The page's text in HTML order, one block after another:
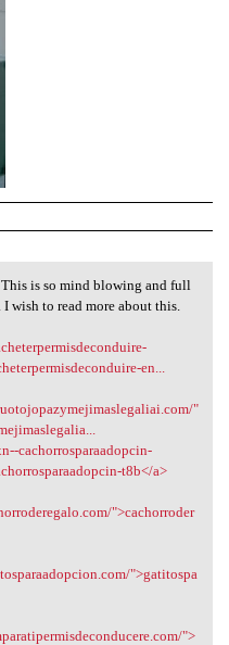
This is so
This is so mind blowing and full
wish to read more about this.
en...
"
cachorrosparaadopcin-
t8b</a>
">cachorroder
">gatitospa
">